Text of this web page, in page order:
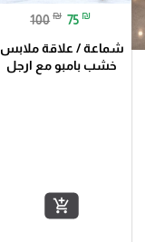
100 ₪ 75 ₪
شماعة / علاقة ملابس
خشب بامبو مع ارجل
add_shopping_cart